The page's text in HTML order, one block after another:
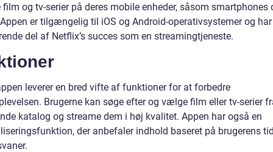
film og tv-serier på deres mobile enheder, såsom smartphones
er tilgængelig til iOS og Android-operativsystemer og
del af Netflix’s succes som en streamingtjeneste.
leverer en bred vifte af funktioner for at forbedre
Brugerne kan søge efter og vælge film eller tv-serier
katalog og streame dem i høj kvalitet. Appen har også en
der anbefaler indhold baseret på brugerens